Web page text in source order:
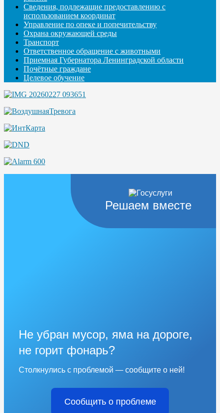
Сведения, подлежащие предоставлению с
использованием координат
Управление по опеке и попечительству
Охрана окружающей среды
Транспорт
Ответственное обращение с животными
Приемная Губернатора Ленинградской области
Почётные граждане
Целевое обучение
Решаем вместе
Не убран мусор, яма на дороге,
не горит фонарь?
Столкнулись с проблемой — сообщите о ней!
Сообщить о проблеме